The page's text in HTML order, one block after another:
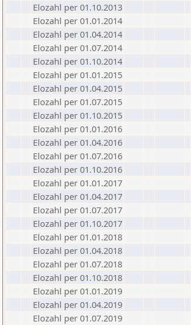
Elozahl per 01.10.2013
Elozahl per 01.01.2014
Elozahl per 01.04.2014
Elozahl per 01.07.2014
Elozahl per 01.10.2014
Elozahl per 01.01.2015
Elozahl per 01.04.2015
Elozahl per 01.07.2015
Elozahl per 01.10.2015
Elozahl per 01.01.2016
Elozahl per 01.04.2016
Elozahl per 01.07.2016
Elozahl per 01.10.2016
Elozahl per 01.01.2017
Elozahl per 01.04.2017
Elozahl per 01.07.2017
Elozahl per 01.10.2017
Elozahl per 01.01.2018
Elozahl per 01.04.2018
Elozahl per 01.07.2018
Elozahl per 01.10.2018
Elozahl per 01.01.2019
Elozahl per 01.04.2019
Elozahl per 01.07.2019